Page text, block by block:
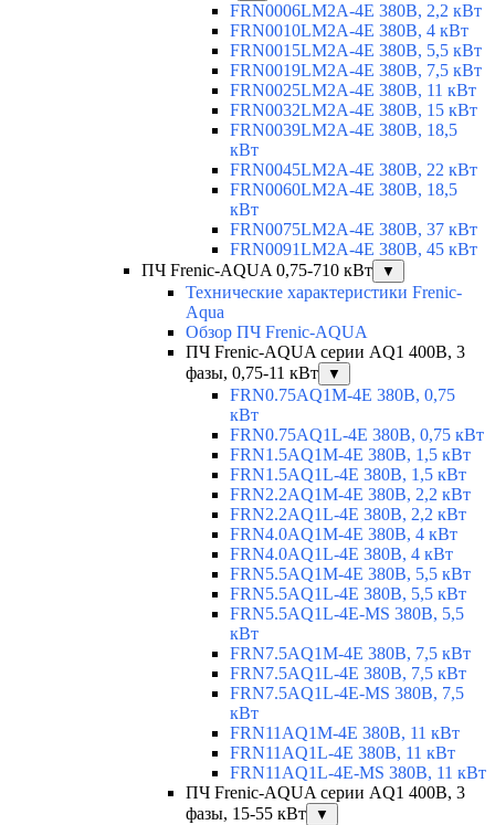
FRN0006LM2A-4E 380В, 2,2 кВт
FRN0010LM2A-4E 380В, 4 кВт
FRN0015LM2A-4E 380В, 5,5 кВт
FRN0019LM2A-4E 380В, 7,5 кВт
FRN0025LM2A-4E 380В, 11 кВт
FRN0032LM2A-4E 380В, 15 кВт
FRN0039LM2A-4E 380В, 18,5
кВт
FRN0045LM2A-4E 380В, 22 кВт
FRN0060LM2A-4E 380В, 18,5
кВт
FRN0075LM2A-4E 380В, 37 кВт
FRN0091LM2A-4E 380В, 45 кВт
ПЧ Frenic-AQUA 0,75-710 кВт
▼
Технические характеристики Frenic-
Aqua
Обзор ПЧ Frenic-AQUA
ПЧ Frenic-AQUA серии AQ1 400В, 3
фазы, 0,75-11 кВт
▼
FRN0.75AQ1M-4E 380В, 0,75
кВт
FRN0.75AQ1L-4E 380В, 0,75 кВт
FRN1.5AQ1M-4E 380В, 1,5 кВт
FRN1.5AQ1L-4E 380В, 1,5 кВт
FRN2.2AQ1M-4E 380В, 2,2 кВт
FRN2.2AQ1L-4E 380В, 2,2 кВт
FRN4.0AQ1M-4E 380В, 4 кВт
FRN4.0AQ1L-4E 380В, 4 кВт
FRN5.5AQ1M-4E 380В, 5,5 кВт
FRN5.5AQ1L-4E 380В, 5,5 кВт
FRN5.5AQ1L-4E-MS 380В, 5,5
кВт
FRN7.5AQ1M-4E 380В, 7,5 кВт
FRN7.5AQ1L-4E 380В, 7,5 кВт
FRN7.5AQ1L-4E-MS 380В, 7,5
кВт
FRN11AQ1M-4E 380В, 11 кВт
FRN11AQ1L-4E 380В, 11 кВт
FRN11AQ1L-4E-MS 380В, 11 кВт
ПЧ Frenic-AQUA серии AQ1 400В, 3
фазы, 15-55 кВт
▼